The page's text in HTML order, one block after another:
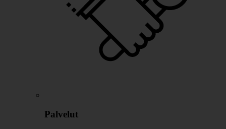
Palvelut